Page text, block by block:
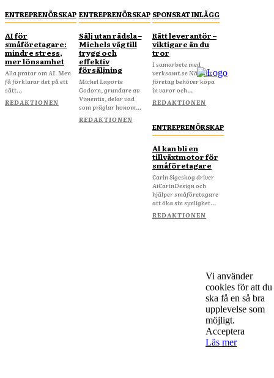
ENTREPRENÖRSKAP
AI för
småföretagare:
mindre stress,
mer lönsamhet
Alla pratar om AI. Men
få förklarar det på ett
sätt...
REDAKTIONEN
ENTREPRENÖRSKAP
Sälj utan rädsla –
Michels väg till
trygg och
effektiv
försäljning
Michel Laporte
Godorn, grundare av
Vimentis, delar vad
som präglar honom...
REDAKTIONEN
SPONSRAT INLÄGG
Rätt leverantör –
viktigare än du
tror
I samarbete med
verksamt.se När ditt
företag behöver köpa
in varor och...
REDAKTIONEN
ENTREPRENÖRSKAP
AI kan bli en
tillväxtmotor för
småföretagare
Carin Sigeskog driver
AiCarinDesign och
hjälper småföretagare
att öka sin synlighet...
REDAKTIONEN
Vi använder
cookies för att du
ska få en så bra
upplevelse som
möjligt.
Acceptera
Läs mer